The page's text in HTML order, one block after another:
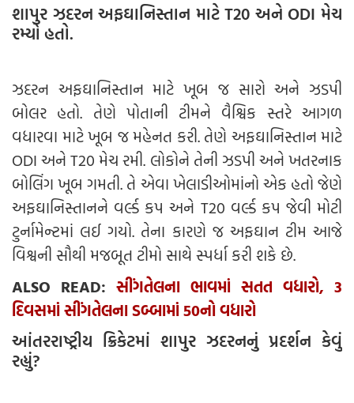
શાપુર ઝદરન અફઘાનિસ્તાન માટે T20 અને ODI મેચ
રમ્યો હતો.
ઝદરન અફઘાનિસ્તાન માટે ખૂબ જ સારો અને ઝડપી
બોલર હતો. તેણે પોતાની ટીમને વૈશ્વિક સ્તરે આગળ
વધારવા માટે ખૂબ જ મહેનત કરી. તેણે અફઘાનિસ્તાન માટે
ODI અને T20 મેચ રમી. લોકોને તેની ઝડપી અને ખતરનાક
બોલિંગ ખૂબ ગમતી. તે એવા ખેલાડીઓમાંનો એક હતો જેણે
અફઘાનિસ્તાનને વર્લ્ડ કપ અને T20 વર્લ્ડ કપ જેવી મોટી
ટુર્નામેન્ટમાં લઈ ગયો. તેના કારણે જ અફઘાન ટીમ આજે
વિશ્વની સૌથી મજબૂત ટીમો સાથે સ્પર્ધા કરી શકે છે.
ALSO READ: સીંગતેલના ભાવમાં સતત વધારો, 3
દિવસમાં સીંગતેલના ડબ્બામાં 50નો વધારો
આંતરરાષ્ટ્રીય ક્રિકેટમાં શાપુર ઝદરનનું પ્રદર્શન કેવું
રહ્યું?